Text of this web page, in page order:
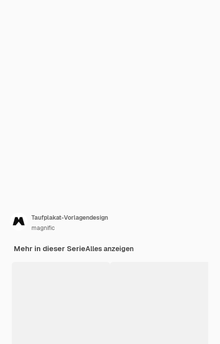
Taufplakat-Vorlagendesign
magnific
Mehr in dieser SerieAlles anzeigen